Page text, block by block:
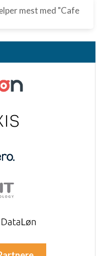
mest med "Cafe